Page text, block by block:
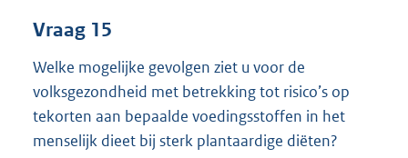
Vraag 15
Welke mogelijke gevolgen ziet u voor de
volksgezondheid met betrekking tot risico’s op
tekorten aan bepaalde voedingsstoffen in het
menselijk dieet bij sterk plantaardige diëten?